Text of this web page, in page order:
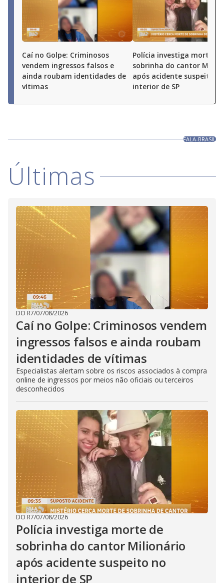
Caí no Golpe: Criminosos
vendem ingressos falsos e
ainda roubam identidades de
vítimas
Polícia investiga morte de
sobrinha do cantor
após acidente suspeito
interior de SP
FALA-BRASIL
Últimas
DO R7/07/08/2026
Caí no Golpe: Criminosos vendem
ingressos falsos e ainda roubam
identidades de vítimas
Especialistas alertam sobre os riscos associados à compra
online de ingressos por meios não oficiais ou terceiros
desconhecidos
DO R7/07/08/2026
Polícia investiga morte de
sobrinha do cantor Milionário
após acidente suspeito no
interior de SP